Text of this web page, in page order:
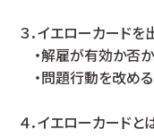
３．イエローカード
・解雇が有効か否
・問題行動を改め
４．イエローカードと